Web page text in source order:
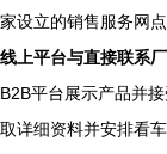
家设立的销售服务网点
线上平台与直接联系
B2B平台展示产品并
取详细资料并安排看车